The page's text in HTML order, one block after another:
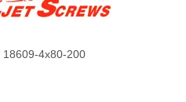
18609-4x80-200